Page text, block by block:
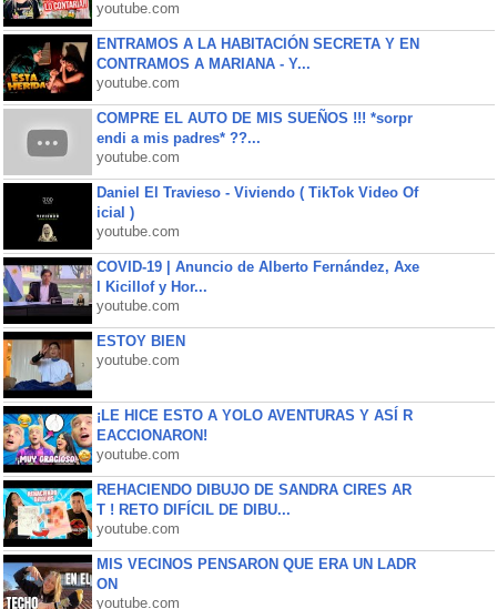
youtube.com
ENTRAMOS A LA HABITACIÓN SECRETA Y EN
CONTRAMOS A MARIANA - Y...
youtube.com
COMPRE EL AUTO DE MIS SUEÑOS !!! *sorpr
endi a mis padres* ??...
youtube.com
Daniel El Travieso - Viviendo ( TikTok Video Of
icial )
youtube.com
COVID-19 | Anuncio de Alberto Fernández, Axe
l Kicillof y Hor...
youtube.com
ESTOY BIEN
youtube.com
¡LE HICE ESTO A YOLO AVENTURAS Y ASÍ R
EACCIONARON!
youtube.com
REHACIENDO DIBUJO DE SANDRA CIRES AR
T ! RETO DIFÍCIL DE DIBU...
youtube.com
MIS VECINOS PENSARON QUE ERA UN LADR
ON
youtube.com